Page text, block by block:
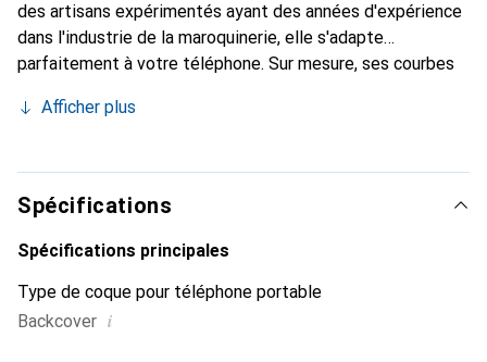
des artisans expérimentés ayant des années d'expérience
dans l'industrie de la maroquinerie, elle s'adapte
parfaitement à votre téléphone. Sur mesure, ses courbes
l'accessoire chic et indispensable pour votre smartphone.
ses produits de haute qualité et constitue un choix fiable
pour une clientèle exigeante.
Afficher plus
Spécifications
Spécifications principales
Type de coque pour téléphone portable
Backcover i